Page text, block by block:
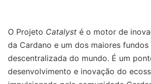
O Projeto Catalyst é o motor de
da Cardano e um dos maiores
descentralizada do mundo. É um
desenvolvimento e inovação do